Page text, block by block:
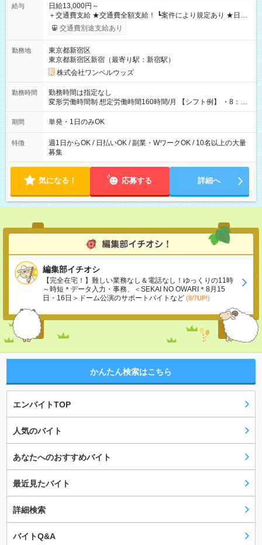
給与
日給13,000円～
＋交通費支給 ★交通費全額支給！ ┗案件により規定あり ★日払
いOK！（規定あり） ┗働いたその日に現金GET♪ お仕事後はコ
ンビニATMから 日払い分を引き落とせます！ 【試用期間】試
交通費別途支給あり
勤務地
東京都新宿区
東京都新宿区新宿（最寄り駅：新宿駅）
株式会社ワンベルウッズ
勤務時間
勤務時間は指定なし
変形労働時間制 想定労働時間160時間/月 【シフト例】 ・8：00
～21：00
期間 単発・1日のみOK
特徴
週1日からOK / 日払いOK / 副業・WワークOK / 10名以上の大量
募集
気になる！ 応募する 詳細へ
編集部イチオシ
【完全在宅！】難しい業務なし＆電話なし！ゆっくりの11時
～時短＊データ入力・事務、＜SEKAI NO OWARI＊8月15
日・16日＞ドーム公演のサポートバイトなど (8/7UP!)
かんたん検索はこちら
エンバイトTOP
人気のバイト
あなたへのおすすめバイト
最近見たバイト
詳細検索
バイトQ&A